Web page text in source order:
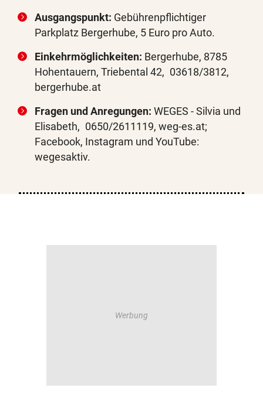
Ausgangspunkt: Gebührenpflichtiger
Parkplatz Bergerhube, 5 Euro pro Auto.
Einkehrmöglichkeiten: Bergerhube, 8785
Hohentauern, Triebental 42, 03618/3812,
bergerhube.at
Fragen und Anregungen: WEGES - Silvia und
Elisabeth, 0650/2611119, weg-es.at;
Facebook, Instagram und YouTube:
wegesaktiv.